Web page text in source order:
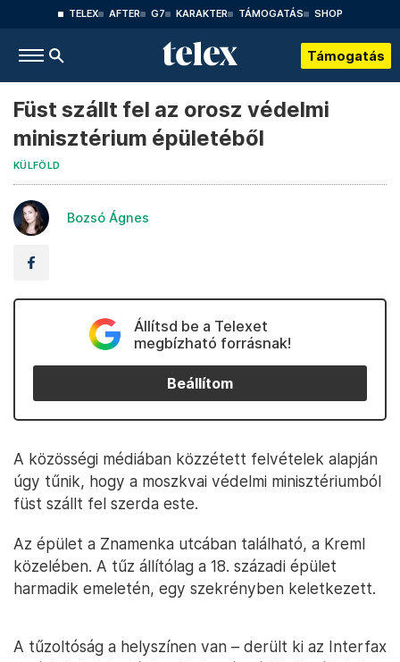
TELEX AFTER G7 KARAKTER TÁMOGATÁS SHOP
Támogatás
Füst szállt fel az orosz védelmi
minisztérium épületéből
KÜLFÖLD
Bozsó Ágnes
Állítsd be a Telexet
megbízható forrásnak!
Beállítom
A közösségi médiában közzétett felvételek alapján
úgy tűnik, hogy a moszkvai védelmi minisztériumból
füst szállt fel szerda este.
Az épület a Znamenka utcában található, a Kreml
közelében. A tűz állítólag a 18. századi épület
harmadik emeletén, egy szekrényben keletkezett.
A tűzoltóság a helyszínen van – derült ki az Interfax